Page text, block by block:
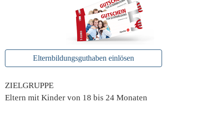
Elternbildungsguthaben einlösen
ZIELGRUPPE
Eltern mit Kinder von 18 bis 24 Monaten